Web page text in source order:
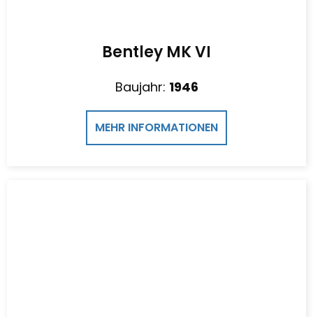
Bentley MK VI
Baujahr: 1946
MEHR INFORMATIONEN